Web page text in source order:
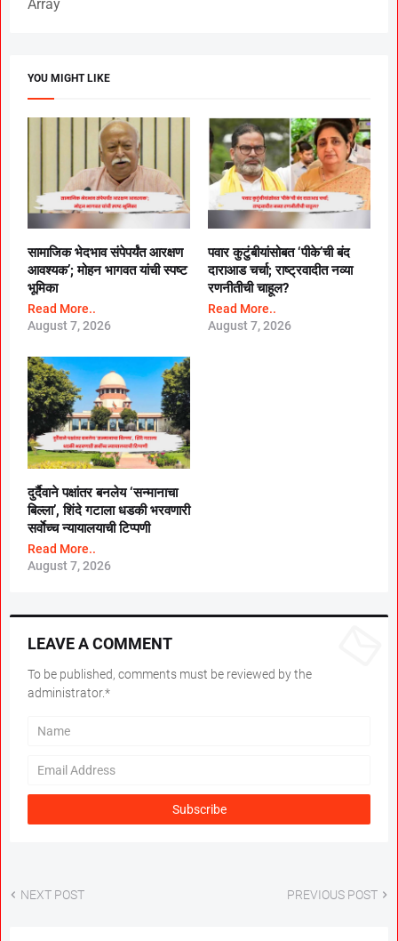
Array
YOU MIGHT LIKE
सामाजिक भेदभाव संपेपर्यंत आरक्षण
आवश्यक’; मोहन भागवत यांची स्पष्ट
भूमिका
Read More..
August 7, 2026
पवार कुटुंबीयांसोबत ‘पीके’ची बंद
दाराआड चर्चा; राष्ट्रवादीत नव्या
रणनीतीची चाहूल?
Read More..
August 7, 2026
दुर्दैवाने पक्षांतर बनलेय ‘सन्मानाचा
बिल्ला’, शिंदे गटाला धडकी भरवणारी
सर्वाेच्च न्यायालयाची टिप्पणी
Read More..
August 7, 2026
LEAVE A COMMENT
To be published, comments must be reviewed by the
administrator.*
NEXT POST PREVIOUS POST